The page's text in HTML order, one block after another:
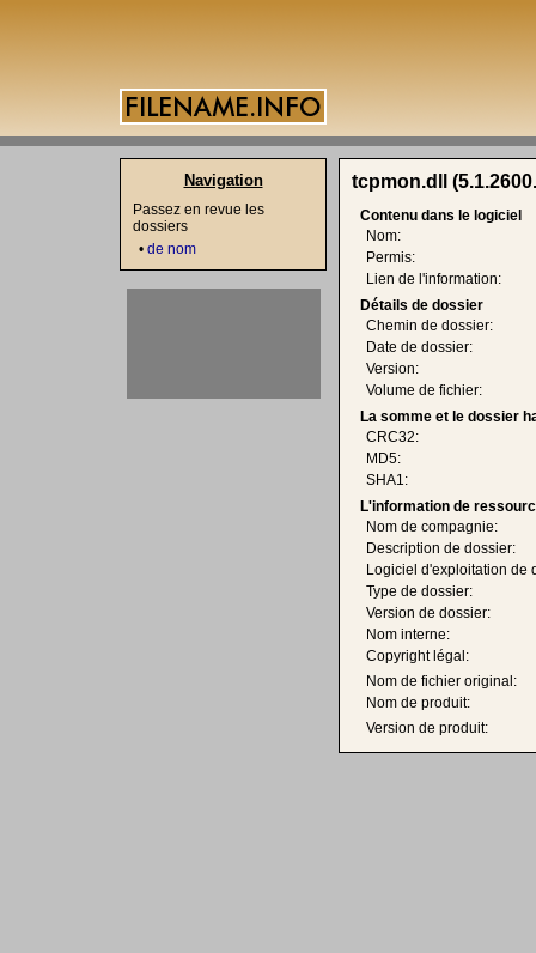
tcpmon.dll
Contenu dans le logiciel
Nom:
Permis:
Lien de l'information:
Détails de dossier
Chemin de dossier:
Date de dossier:
Version:
Volume de fichier:
La somme et le dossier
CRC32:
MD5:
SHA1:
L'information de
Nom de compagnie:
Description de dossier:
Logiciel d'exploitation de
Type de dossier:
Version de dossier:
Nom interne:
Copyright légal:
Nom de fichier original:
Nom de produit:
Version de produit:
Navigation
Passez en revue les
dossiers
• de nom